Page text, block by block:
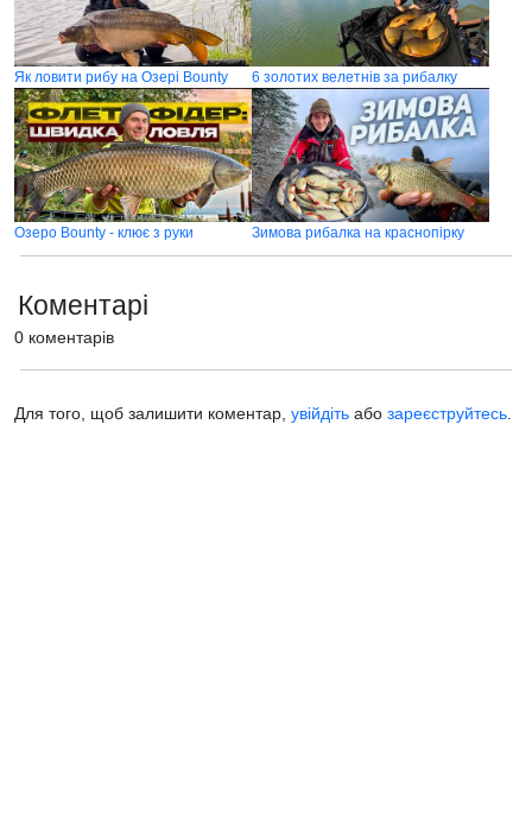
Як ловити рибу на Озері Bounty 6 золотих велетнів за рибалку
Озеро Bounty - клює з руки Зимова рибалка на краснопірку
Коментарі
0 коментарів
Для того, щоб залишити коментар, увійдіть або зареєструйтесь